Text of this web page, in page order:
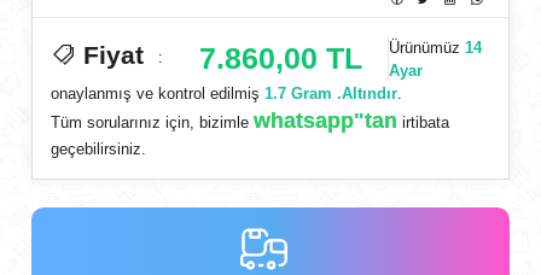
Fiyat : 7.860,00 TL Ürünümüz14
Ayar
onaylanmış ve kontrol edilmiş1.7 Gram .Altındır.
Tüm sorularınız için, bizimlewhatsapp"tan irtibata
geçebilirsiniz.